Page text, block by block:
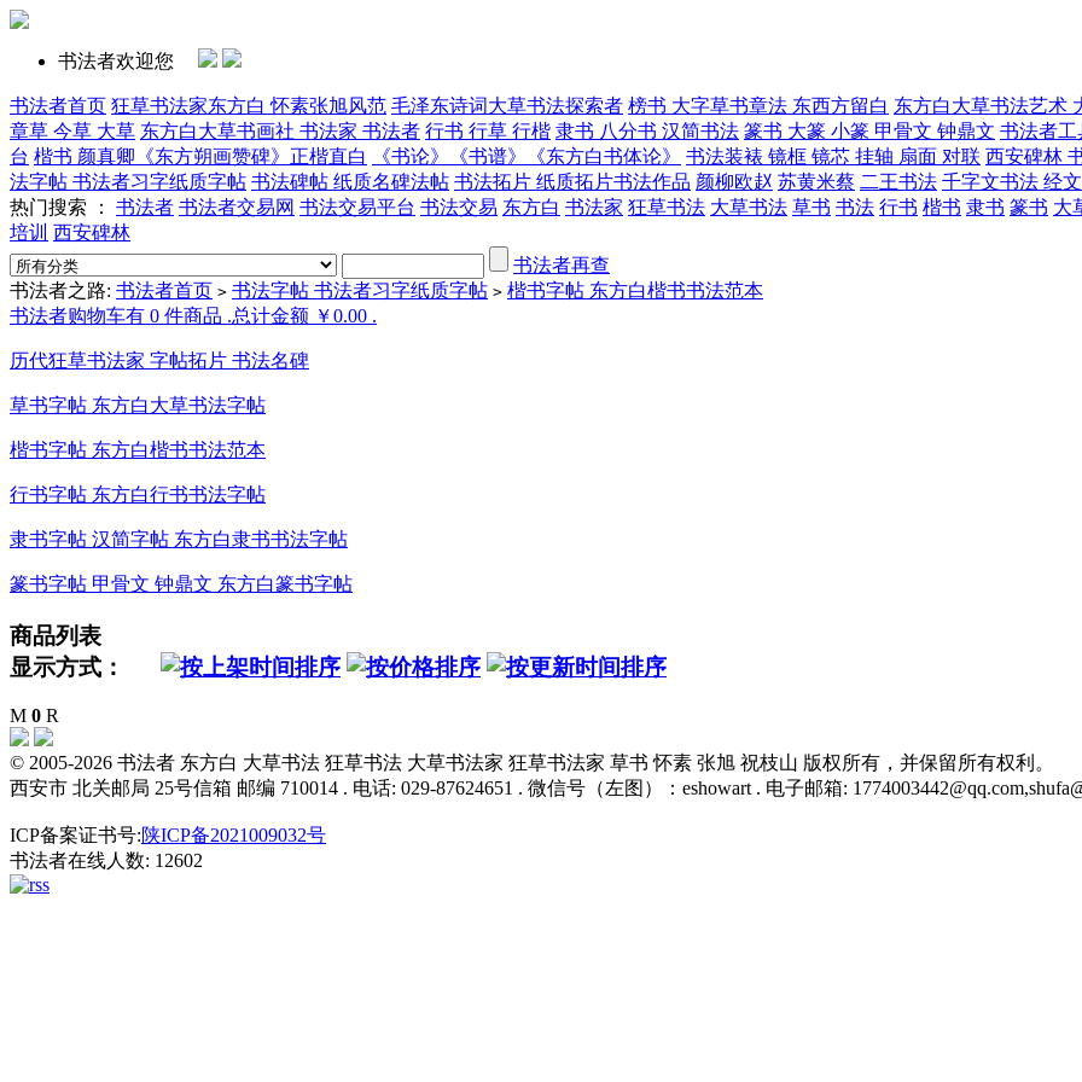
书法者欢迎您
书法者首页 狂草书法家东方白 怀素张旭风范 毛泽东诗词大草书法探索者 榜书 大字草书章法 东西方留白 东方白大草书法艺术
章草 今草 大草 东方白大草书画社 书法家 书法者 行书 行草 行楷 隶书 八分书 汉简书法 篆书 大篆 小篆 甲骨文 钟鼎文 书法者工
台 楷书 颜真卿《东方朔画赞碑》正楷直白 《书论》《书谱》《东方白书体论》 书法装裱 镜框 镜芯 挂轴 扇面 对联 西安碑林
法字帖 书法者习字纸质字帖 书法碑帖 纸质名碑法帖 书法拓片 纸质拓片书法作品 颜柳欧赵 苏黄米蔡 二王书法 千字文书法 经文
热门搜索 ： 书法者 书法者交易网 书法交易平台 书法交易 东方白 书法家 狂草书法 大草书法 草书 书法 行书 楷书 隶书 篆书 大
培训 西安碑林
书法者再查
书法者之路: 书法者首页 > 书法字帖 书法者习字纸质字帖 > 楷书字帖 东方白楷书书法范本
书法者购物车有 0 件商品 .总计金额 ￥0.00 .
历代狂草书法家 字帖拓片 书法名碑
草书字帖 东方白大草书法字帖
楷书字帖 东方白楷书书法范本
行书字帖 东方白行书书法字帖
隶书字帖 汉简字帖 东方白隶书书法字帖
篆书字帖 甲骨文 钟鼎文 东方白篆书字帖
商品列表
显示方式：
M 0 R
© 2005-2026 书法者 东方白 大草书法 狂草书法 大草书法家 狂草书法家 草书 怀素 张旭 祝枝山 版权所有，并保留所有权利。
西安市 北关邮局 25号信箱 邮编 710014 . 电话: 029-87624651 . 微信号（左图）：eshowart . 电子邮箱:
ICP备案证书号:陕ICP备2021009032号
书法者在线人数: 12602